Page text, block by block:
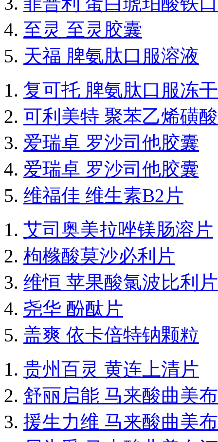
至灵 至灵胶囊
天福 脾氨肽口服溶液
复可托 脾氨肽口服冻
可利美特 聚苯乙烯磺
爱瑞卓 罗沙司他胶囊
爱瑞卓 罗沙司他胶囊
维福佳 维生素B2片
艾司奥美拉唑镁肠溶片
枸橼酸莫沙必利片
维恒 苹果酸氯波比利片
尧华 酚酞片
盖爽 依卡倍特钠颗粒
贵州百灵 黄连上清片
舒丽启能 马来酸曲美
援生力维 马来酸曲美